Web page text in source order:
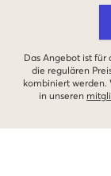
Das Angebot ist
die regulären
kombiniert werden.
in unseren